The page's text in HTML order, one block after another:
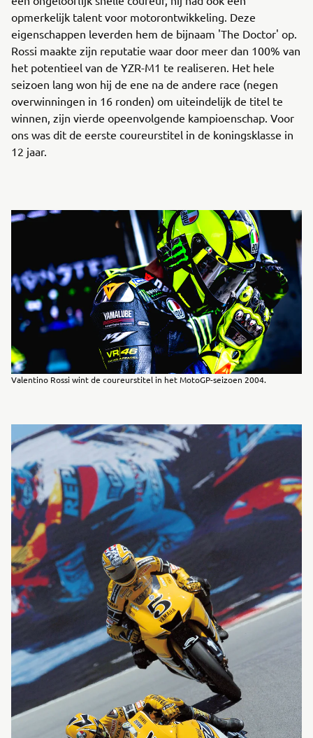
opmerkelijk talent voor motorontwikkeling. Deze
eigenschappen leverden hem de bijnaam 'The Doctor' op.
Rossi maakte zijn reputatie waar door meer dan 100% van
het potentieel van de YZR-M1 te realiseren. Het hele
seizoen lang won hij de ene na de andere race (negen
overwinningen in 16 ronden) om uiteindelijk de titel te
winnen, zijn vierde opeenvolgende kampioenschap. Voor
ons was dit de eerste coureurstitel in de koningsklasse in
12 jaar.
Valentino Rossi wint de coureurstitel in het MotoGP-seizoen 2004.